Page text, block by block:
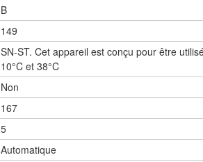
B
149
SN-ST. Cet appareil est conçu pour être
10°C et 38°C
Non
167
5
Automatique